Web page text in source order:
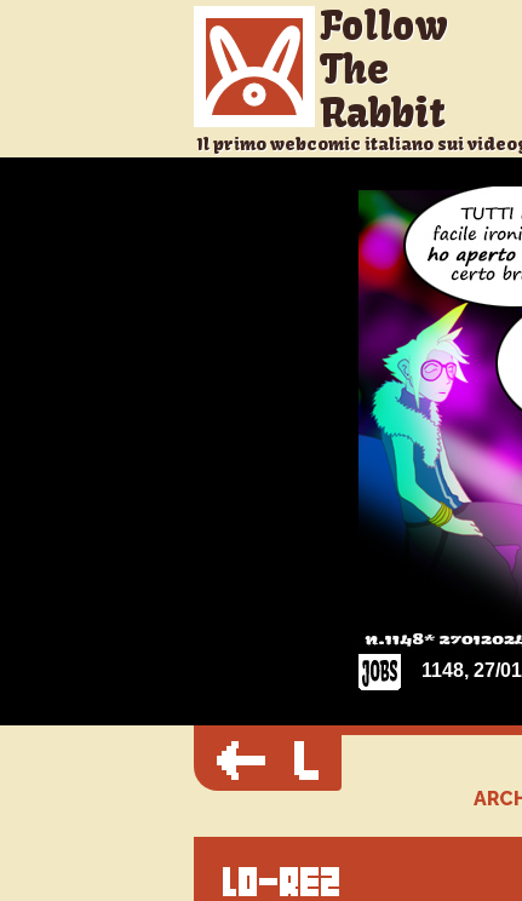
Follow
The
Rabbit
Il primo webcomic italiano sui
1148, 27/